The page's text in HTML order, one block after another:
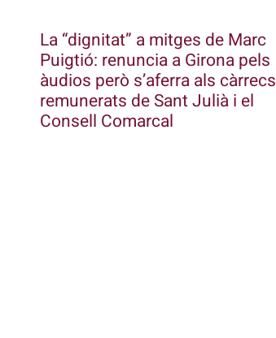
La “dignitat” a mitges de Marc
Puigtió: renuncia a Girona pels
àudios però s’aferra als càrrecs
remunerats de Sant Julià i el
Consell Comarcal